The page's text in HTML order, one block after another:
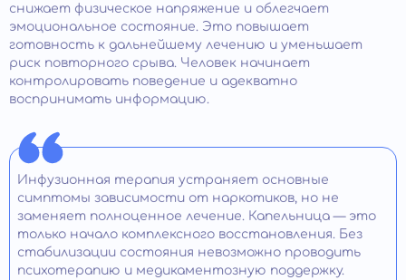
снижает физическое напряжение и облегчает
эмоциональное состояние. Это повышает
готовность к дальнейшему лечению и уменьшает
риск повторного срыва. Человек начинает
контролировать поведение и адекватно
воспринимать информацию.
Инфузионная терапия устраняет основные
симптомы зависимости от наркотиков, но не
заменяет полноценное лечение. Капельница — это
только начало комплексного восстановления. Без
стабилизации состояния невозможно проводить
психотерапию и медикаментозную поддержку.